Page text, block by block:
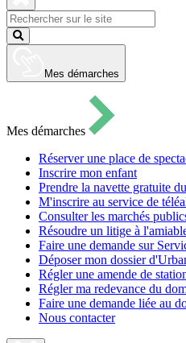
ouvrir
le
formulaire
Fermer
la
recherche
Lancer
la
Mes démarches
Mes démarches
Réserver une place de
Inscrire mon enfant
Prendre la navette gratuite
M'inscrire au service de
Consulter les marchés
Résoudre un litige à
Faire une demande sur
Déposer mon dossier
Régler une amende de
Régler ma redevance du
Faire une demande liée au
Nous contacter